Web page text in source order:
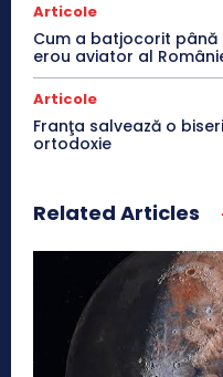
Articole
Cum a batjocorit
erou aviator al
Articole
Franţa salvează o
ortodoxie
Related Articles